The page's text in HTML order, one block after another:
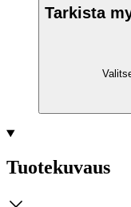
Tarkista
Tuotekuvaus